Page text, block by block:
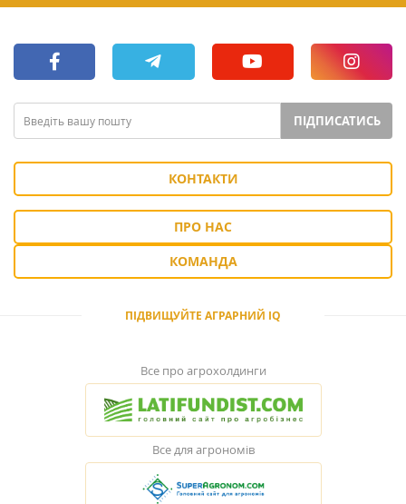
ПІДПИСАТИСЬ
КОНТАКТИ
ПРО НАС
КОМАНДА
ПІДВИЩУЙТЕ АГРАРНИЙ IQ
Все про агрохолдинги
Все для агрономів